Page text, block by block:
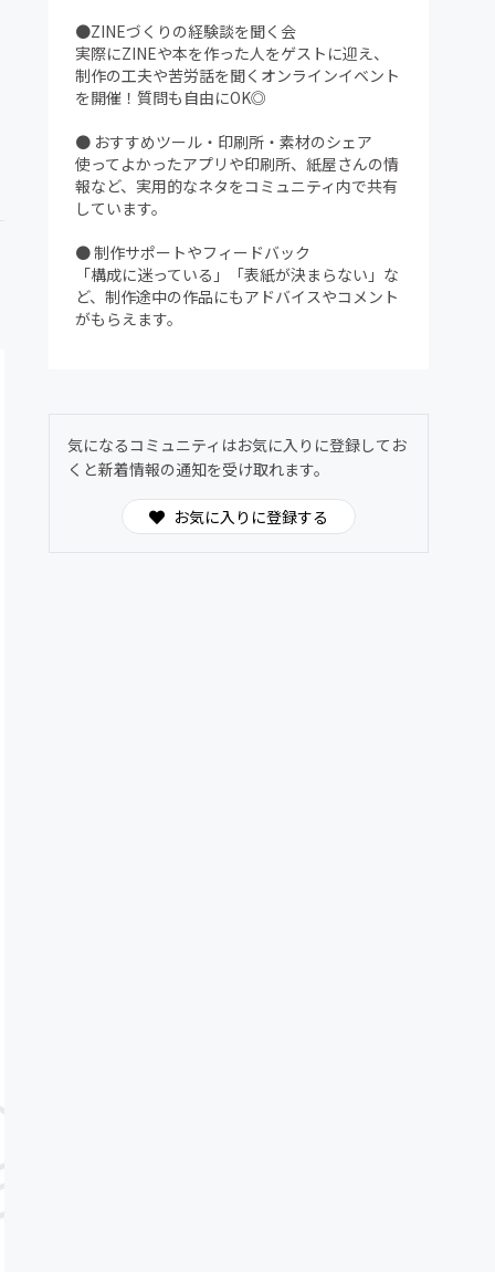
●ZINEづくりの経験談を聞く会
実際にZINEや本を作った人をゲストに迎え、
制作の工夫や苦労話を聞くオンラインイベント
を開催！質問も自由にOK◎
● おすすめツール・印刷所・素材のシェア
使ってよかったアプリや印刷所、紙屋さんの情
報など、実用的なネタをコミュニティ内で共有
しています。
● 制作サポートやフィードバック
「構成に迷っている」「表紙が決まらない」な
ど、制作途中の作品にもアドバイスやコメント
がもらえます。
気になるコミュニティはお気に入りに登録してお
くと新着情報の通知を受け取れます。
お気に入りに登録する